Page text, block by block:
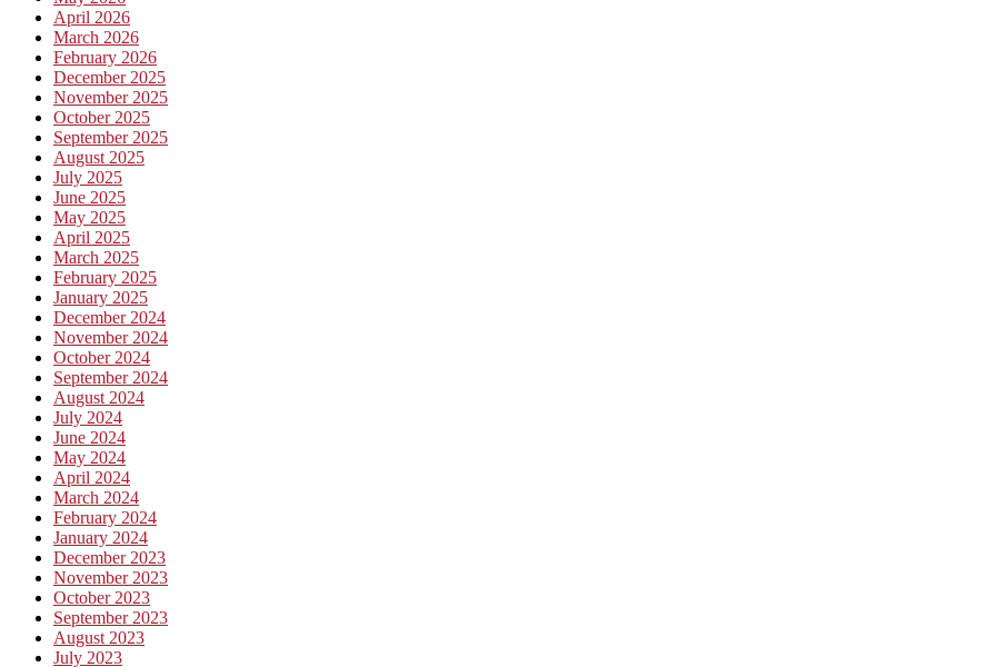
April 2026
March 2026
February 2026
December 2025
November 2025
October 2025
September 2025
August 2025
July 2025
June 2025
May 2025
April 2025
March 2025
February 2025
January 2025
December 2024
November 2024
October 2024
September 2024
August 2024
July 2024
June 2024
May 2024
April 2024
March 2024
February 2024
January 2024
December 2023
November 2023
October 2023
September 2023
August 2023
July 2023